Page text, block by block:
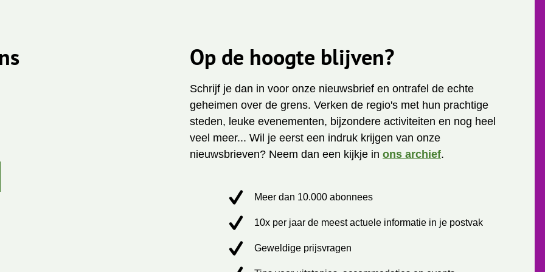
Op de hoogte blijven?
Schrijf je dan in voor onze nieuwsbrief en ontrafel de echte
geheimen over de grens. Verken de regio's met hun prachtige
steden, leuke evenementen, bijzondere activiteiten en nog heel
veel meer... Wil je eerst een indruk krijgen van onze
nieuwsbrieven? Neem dan een kijkje in ons archief.
Meer dan 10.000 abonnees
10x per jaar de meest actuele informatie in je postvak
Geweldige prijsvragen